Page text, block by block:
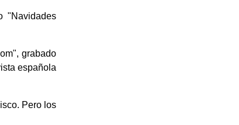
"Navidades
grabado
española
Pero los